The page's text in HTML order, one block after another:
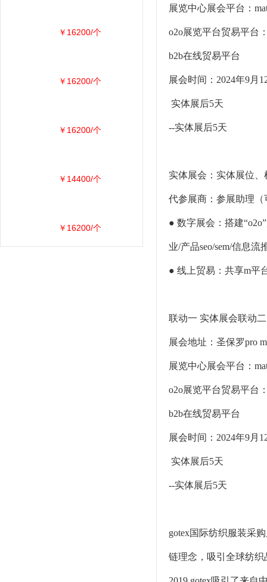
展览中心展会平台：
o2o展览平台贸易平台
b2b在线贸易平台
展会时间：2024年9月
实体展后5天
--实体展后5天
实体展会：实体展位
代参展商：参展助理
● 数字展会：搭建
业/产品seo/sem/信息流
● 线上贸易：共享m平
联动一 实体展会联动
展会地址：圣保罗pro
展览中心展会平台：
o2o展览平台贸易平台
b2b在线贸易平台
展会时间：2024年9月
实体展后5天
--实体展后5天
gotex国际纺织服装采
链理念，吸引全球纺
￥16200/个
￥16200/个
￥16200/个
￥14400/个
￥16200/个